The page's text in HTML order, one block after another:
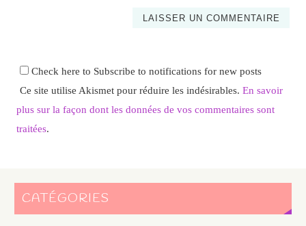
Check here to Subscribe to notifications for new posts
Ce site utilise Akismet pour réduire les indésirables. En savoir
plus sur la façon dont les données de vos commentaires sont
traitées.
CATÉGORIES